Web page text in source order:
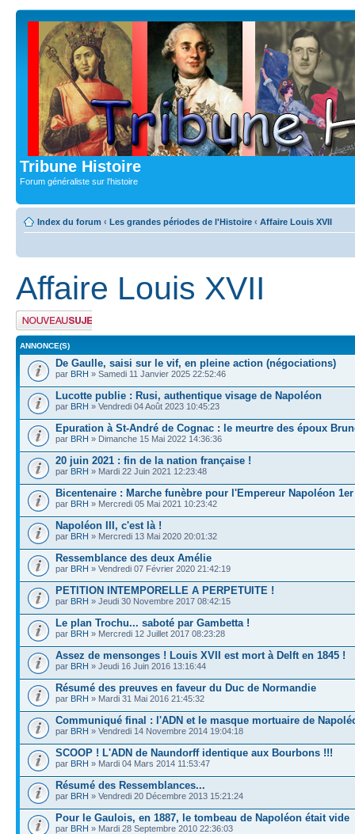
Tribune Histoire
Forum généraliste sur l'histoire
Index du forum ‹ Les grandes périodes de l'Histoire ‹ Affaire Louis XVII
Affaire Louis XVII
Publier un nouveau
sujet
ANNONCE(S)
De Gaulle, saisi sur le vif, en pleine action (négociations)
par BRH » Samedi 11 Janvier 2025 22:52:46
Lucotte publie : Rusi, authentique visage de Napoléon
par BRH » Vendredi 04 Août 2023 10:45:23
Epuration à St-André de Cognac : le meurtre des époux
par BRH » Dimanche 15 Mai 2022 14:36:36
20 juin 2021 : fin de la nation française !
par BRH » Mardi 22 Juin 2021 12:23:48
Bicentenaire : Marche funèbre pour l'Empereur Napoléon 1er
par BRH » Mercredi 05 Mai 2021 10:23:42
Napoléon III, c'est là !
par BRH » Mercredi 13 Mai 2020 20:01:32
Ressemblance des deux Amélie
par BRH » Vendredi 07 Février 2020 21:42:19
PETITION INTEMPORELLE A PERPETUITE !
par BRH » Jeudi 30 Novembre 2017 08:42:15
Le plan Trochu... saboté par Gambetta !
par BRH » Mercredi 12 Juillet 2017 08:23:28
Assez de mensonges ! Louis XVII est mort à Delft en 1845 !
par BRH » Jeudi 16 Juin 2016 13:16:44
Résumé des preuves en faveur du Duc de Normandie
par BRH » Mardi 31 Mai 2016 21:45:32
Communiqué final : l'ADN et le masque mortuaire de
par BRH » Vendredi 14 Novembre 2014 19:04:18
SCOOP ! L'ADN de Naundorff identique aux Bourbons !!!
par BRH » Mardi 04 Mars 2014 11:53:47
Résumé des Ressemblances...
par BRH » Vendredi 20 Décembre 2013 15:21:24
Pour le Gaulois, en 1887, le tombeau de Napoléon était vide
par BRH » Mardi 28 Septembre 2010 22:36:03